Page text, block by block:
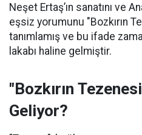
Neşet Ertaş’ın sanatını ve
eşsiz yorumunu "Bozkırın
tanımlamış ve bu ifade
lakabı haline gelmiştir.
"Bozkırın
Geliyor?